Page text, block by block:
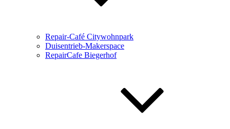
Repair-Café Citywohnpark
Duisentrieb-Makerspace
RepairCafe Biegerhof